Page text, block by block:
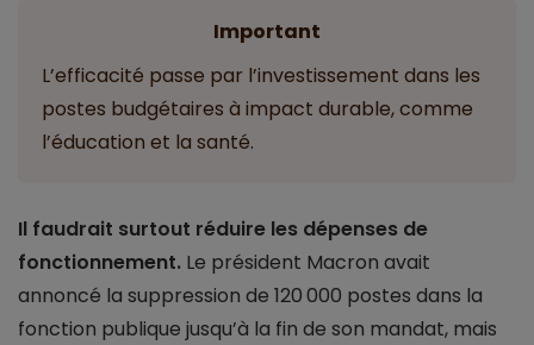
Important
L’efficacité passe par l’investissement dans les
postes budgétaires à impact durable, comme
l’éducation et la santé.
Il faudrait surtout réduire les dépenses de
fonctionnement. Le président Macron avait
annoncé la suppression de 120 000 postes dans la
fonction publique jusqu’à la fin de son mandat, mais